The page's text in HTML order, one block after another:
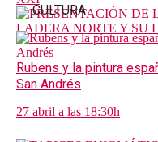
CULTURA
Rubens y la pintura
San Andrés
27 abril a las 18:30h